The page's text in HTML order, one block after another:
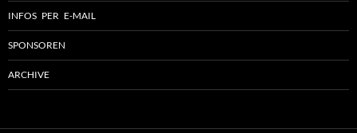
INFOS PER E-MAIL
SPONSOREN
ARCHIVE